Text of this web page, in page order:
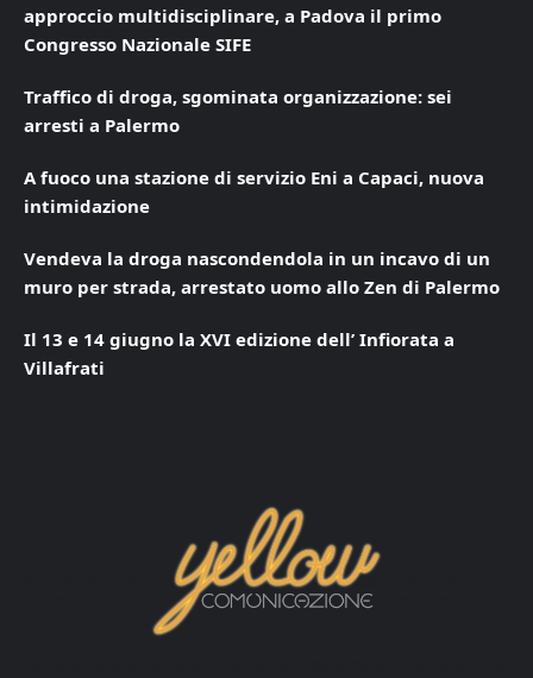
approccio multidisciplinare, a Padova il primo
Congresso Nazionale SIFE
Traffico di droga, sgominata organizzazione: sei
arresti a Palermo
A fuoco una stazione di servizio Eni a Capaci, nuova
intimidazione
Vendeva la droga nascondendola in un incavo di un
muro per strada, arrestato uomo allo Zen di Palermo
Il 13 e 14 giugno la XVI edizione dell’ Infiorata a
Villafrati